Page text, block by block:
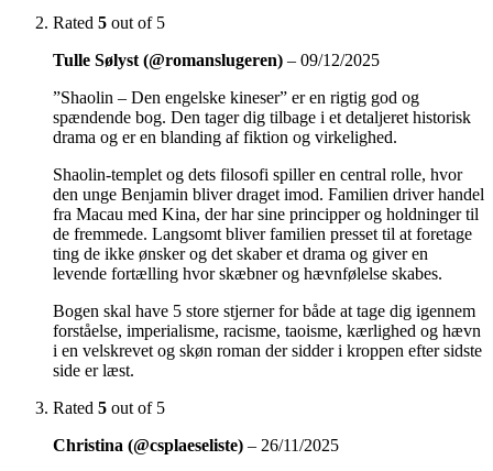
Rated 5 out of 5
Tulle Sølyst (@romanslugeren) – 09/12/2025
”Shaolin – Den engelske kineser” er en rigtig god og
spændende bog. Den tager dig tilbage i et detaljeret historisk
drama og er en blanding af fiktion og virkelighed.
Shaolin-templet og dets filosofi spiller en central rolle, hvor
den unge Benjamin bliver draget imod. Familien driver handel
fra Macau med Kina, der har sine principper og holdninger til
de fremmede. Langsomt bliver familien presset til at foretage
ting de ikke ønsker og det skaber et drama og giver en
levende fortælling hvor skæbner og hævnfølelse skabes.
Bogen skal have 5 store stjerner for både at tage dig igennem
forståelse, imperialisme, racisme, taoisme, kærlighed og hævn
i en velskrevet og skøn roman der sidder i kroppen efter sidste
side er læst.
Rated 5 out of 5
Christina (@csplaeseliste) – 26/11/2025